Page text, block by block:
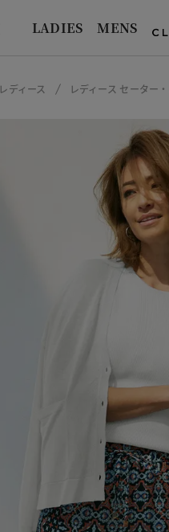
LADIES MENS
レディース レディース セーター